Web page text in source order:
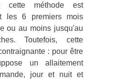
cette méthode est
les 6 premiers mois
ou au moins jusqu'au
Toutefois, cette
: pour être
un allaitement
jour et nuit et